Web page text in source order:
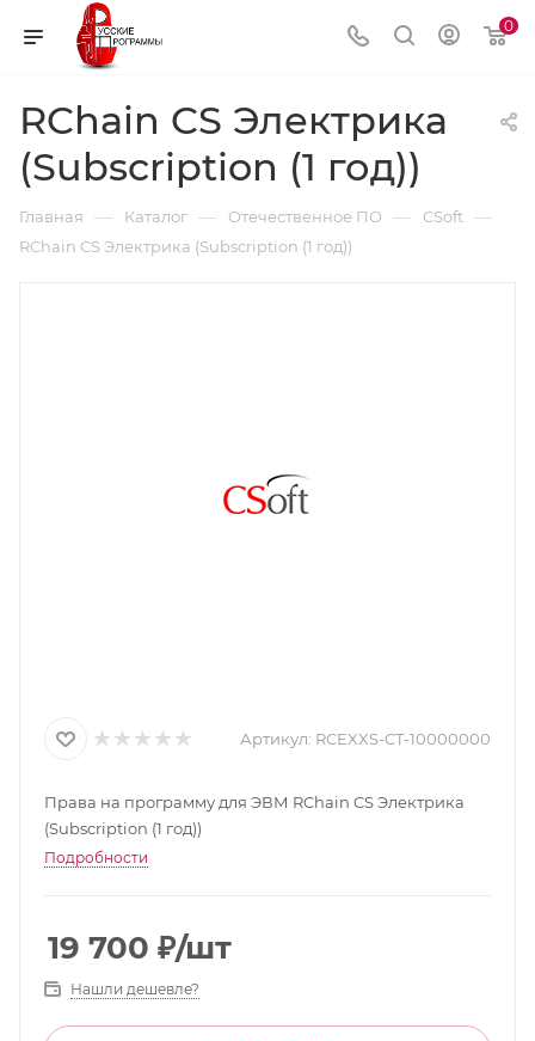
0
RChain CS Электрика
(Subscription (1 год))
Главная — Каталог — Отечественное ПО — CSoft —
RChain CS Электрика (Subscription (1 год))
Артикул: RCEXXS-CT-10000000
Права на программу для ЭВМ RChain CS Электрика
(Subscription (1 год))
Подробности
19 700 ₽/шт
Нашли дешевле?